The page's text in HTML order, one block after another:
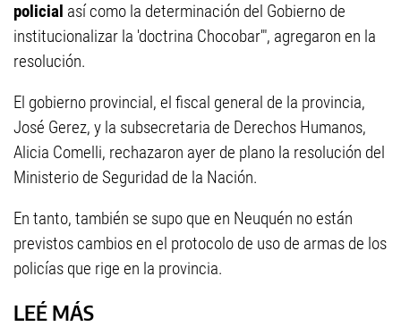
policial así como la determinación del Gobierno de
institucionalizar la 'doctrina Chocobar'", agregaron en la
resolución.
El gobierno provincial, el fiscal general de la provincia,
José Gerez, y la subsecretaria de Derechos Humanos,
Alicia Comelli, rechazaron ayer de plano la resolución del
Ministerio de Seguridad de la Nación.
En tanto, también se supo que en Neuquén no están
previstos cambios en el protocolo de uso de armas de los
policías que rige en la provincia.
LEÉ MÁS